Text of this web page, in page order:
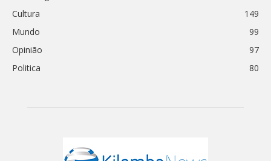
Cultura
149
Mundo
99
Opinião
97
Politica
80